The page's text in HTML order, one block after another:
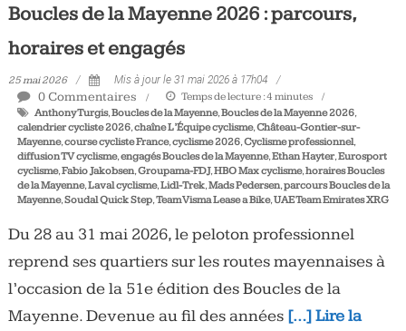
Boucles de la Mayenne 2026 : parcours,
horaires et engagés
25 mai 2026 Mis à jour le 31 mai 2026 à 17h04
0 Commentaires Temps de lecture :4 minutes
Anthony Turgis,Boucles de la Mayenne,Boucles de la Mayenne 2026,
calendrier cycliste 2026,chaîne L’Équipe cyclisme,Château-Gontier-sur-
Mayenne,course cycliste France,cyclisme 2026,Cyclisme professionnel,
diffusion TV cyclisme,engagés Boucles de la Mayenne,Ethan Hayter,Eurosport
cyclisme,Fabio Jakobsen,Groupama-FDJ,HBO Max cyclisme,horaires Boucles
de la Mayenne,Laval cyclisme,Lidl-Trek,Mads Pedersen,parcours Boucles de la
Mayenne,Soudal Quick Step,Team Visma Lease a Bike,UAE Team Emirates XRG
Du 28 au 31 mai 2026, le peloton professionnel
reprend ses quartiers sur les routes mayennaises à
l’occasion de la 51e édition des Boucles de la
Mayenne. Devenue au fil des années […] Lire la